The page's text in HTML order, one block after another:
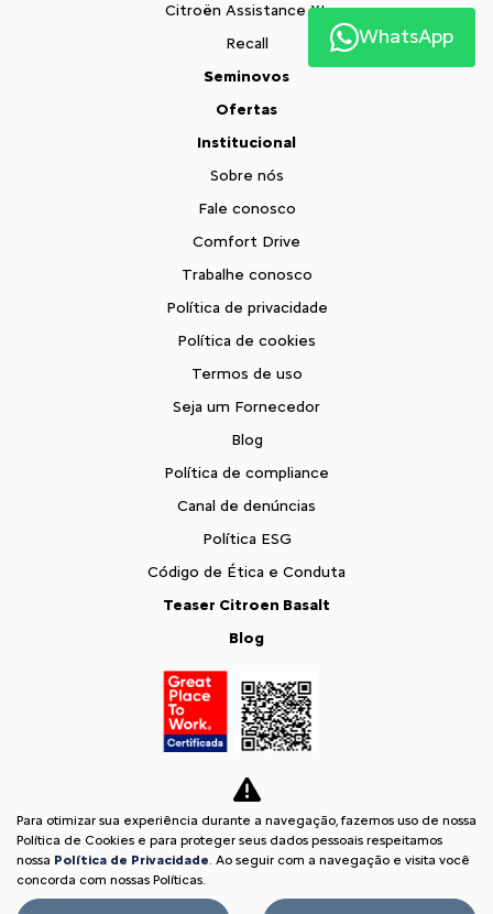
Citroën Assistance XL
Recall
Seminovos
Ofertas
Institucional
Sobre nós
Fale conosco
Comfort Drive
Trabalhe conosco
Política de privacidade
Política de cookies
Termos de uso
Seja um Fornecedor
Blog
Política de compliance
Canal de denúncias
Política ESG
Código de Ética e Conduta
Teaser Citroen Basalt
Blog
Desacelere. Seu bem maior é a vida.
WhatsApp
Para otimizar sua experiência durante a navegação, fazemos uso de nossa
Política de Cookies e para proteger seus dados pessoais respeitamos
nossa Política de Privacidade. Ao seguir com a navegação e visita você
concorda com nossas Políticas.